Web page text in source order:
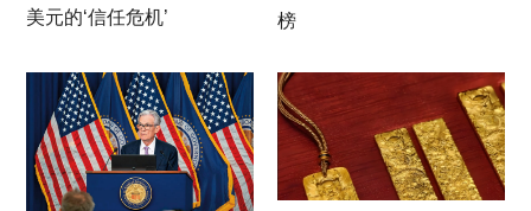
美元的‘信任危机’
榜